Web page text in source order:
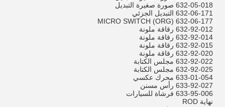
632-05-018 صورة صغيرة التبديل
632-06-171 التبديل الجزئي
632-06-177 MICRO SWITCH (ORG)
632-92-012 رقاقة ملونة
632-92-014 رقاقة ملونة
632-92-015 رقاقة ملونة
632-92-020 رقاقة ملونة
632-92-022 مجلس الكتابة
632-92-025 مجلس الكتابة
633-01-054 محرك عكسي
633-92-027 رأس مسنن
633-95-006 فرشاة للسيارات
نهاية ROD